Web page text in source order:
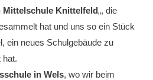
Mittelschule Knittelfeld„, die
hat und uns so ein Stück
ein neues Schulgebäude zu
hat.
in Wels, wo wir beim